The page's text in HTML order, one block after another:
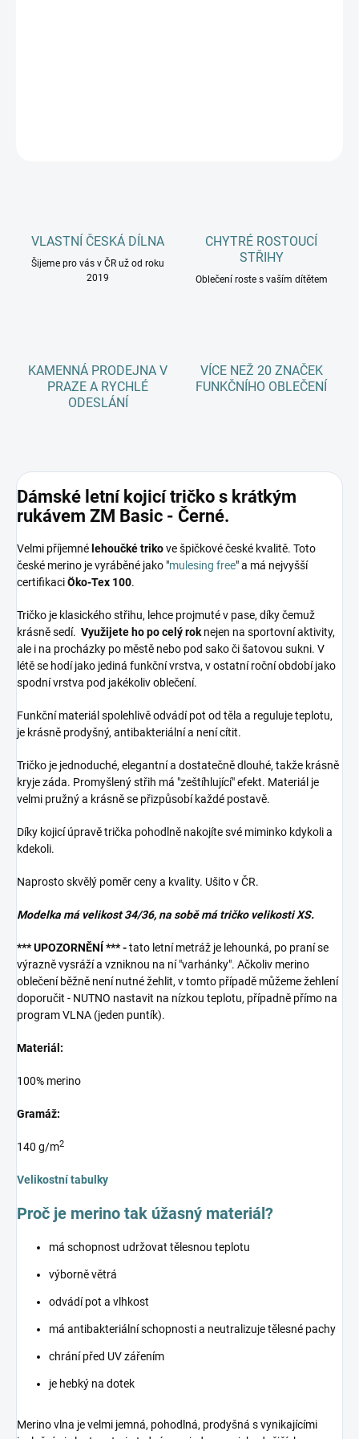
VLASTNÍ ČESKÁ DÍLNA
Šijeme pro vás v ČR už od roku
2019
CHYTRÉ ROSTOUCÍ
STŘIHY
Oblečení roste s vaším dítětem
KAMENNÁ PRODEJNA V
PRAZE A RYCHLÉ
ODESLÁNÍ
VÍCE NEŽ 20 ZNAČEK
FUNKČNÍHO OBLEČENÍ
Dámské letní kojicí tričko s krátkým
rukávem ZM Basic - Černé.
Velmi příjemné lehoučké trikove špičkové české kvalitě. Toto
české merino je vyráběné jako "mulesing free" a má nejvyšší
certifikaciÖko-Tex 100.
Tričko je klasického střihu, lehce projmuté v pase, díky čemuž
krásně sedí. Využijete ho po celý rok nejen na sportovní aktivity,
ale i na procházky po městě nebo pod sako či šatovou sukni. V
létě se hodí jako jediná funkční vrstva, v ostatní roční období jako
spodní vrstva pod jakékoliv oblečení.
Funkční materiál spolehlivě odvádí pot od těla a reguluje teplotu,
je krásně prodyšný, antibakteriální a není cítit.
Tričko je jednoduché, elegantní a dostatečně dlouhé, takže krásně
kryje záda. Promyšlený střih má "zeštíhlující" efekt. Materiál je
velmi pružný a krásně se přizpůsobí každé postavě.
Díky kojicí úpravě trička pohodlně nakojíte své miminko kdykoli a
kdekoli.
Naprosto skvělý poměr ceny a kvality. Ušito v ČR.
Modelka má velikost 34/36, na sobě má tričko velikosti XS.
*** UPOZORNĚNÍ *** -tato letní metráž je lehounká, po praní se
výrazně vysráží a vzniknou na ní "varhánky". Ačkoliv merino
oblečení běžně není nutné žehlit, v tomto případě můžeme žehlení
doporučit - NUTNO nastavit na nízkou teplotu, případně přímo na
program VLNA (jeden puntík).
Materiál:
100% merino
Gramáž:
140 g/m2
Velikostní tabulky
Proč je merino tak úžasný materiál?
má schopnost udržovat tělesnou teplotu
výborně větrá
odvádí pot a vlhkost
má antibakteriální schopnosti a neutralizuje tělesné pachy
chrání před UV zářením
je hebký na dotek
Merino vlna je velmi jemná, pohodlná, prodyšná s vynikajícími